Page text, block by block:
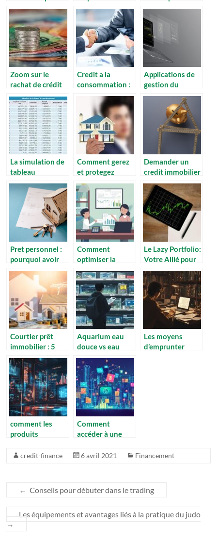
conseils
des partis dans
un contrat de
crédit
diminuer vos
échéances
Zoom sur le
rachat de crédit
avec trésorerie
Credit a la
consommation :
les points a
savoirs
Applications de
gestion du
budget familial –
les meilleures
solutions
La simulation de
tableau
d’amortissement
: comment ca se
faire ?
Comment gerez
et protegez
efficacement sa
patrimoine
Demander un
credit immobilier
: quels sont les
avantages quand
on est
fonctionnaire ?
Pret personnel :
pourquoi avoir
recours a ce
genre de pret ?
Comment
optimiser la
transmission de
patrimoine grâce
à des stratégies
fiscales efficaces
Le Lazy Portfolio:
Votre Allié pour
Investir
Intelligent… et en
Mode Zen !
Courtier prêt
immobilier : 5
raisons de faire
appel à un expert
pour votre
financement
Aquarium eau
douce vs eau
salée : analyse
détaillée des
coûts
d’installation
Les moyens
d’emprunter
comment les
produits
peuvent
Comment
accéder à une
pour parier sur
credit-finance 6 avril 2021 Financement
← Conseils pour débuter dans le trading
Les équipements et avantages liés à la pratique du judo
→